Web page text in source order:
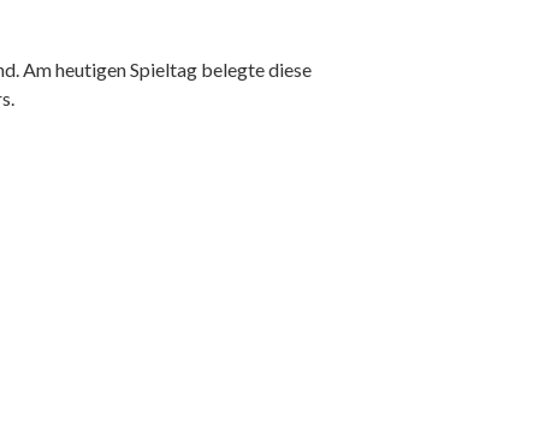
Am heutigen Spieltag belegte diese